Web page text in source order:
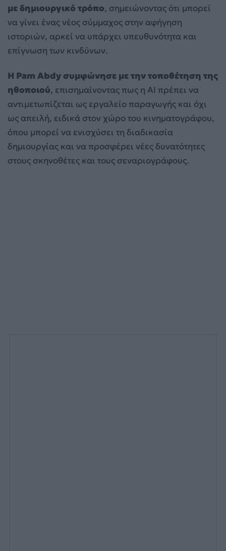
με δημιουργικό τρόπο, σημειώνοντας ότι μπορεί
να γίνει ένας νέος σύμμαχος στην αφήγηση
ιστοριών, αρκεί να υπάρχει υπευθυνότητα και
επίγνωση των κινδύνων.
Η Pam Abdy συμφώνησε με την τοποθέτηση της
ηθοποιού, επισημαίνοντας πως η AI πρέπει να
αντιμετωπίζεται ως εργαλείο παραγωγής και όχι
ως απειλή, ειδικά στον χώρο του κινηματογράφου,
όπου μπορεί να ενισχύσει τη διαδικασία
δημιουργίας και να προσφέρει νέες δυνατότητες
στους σκηνοθέτες και τους σεναριογράφους.